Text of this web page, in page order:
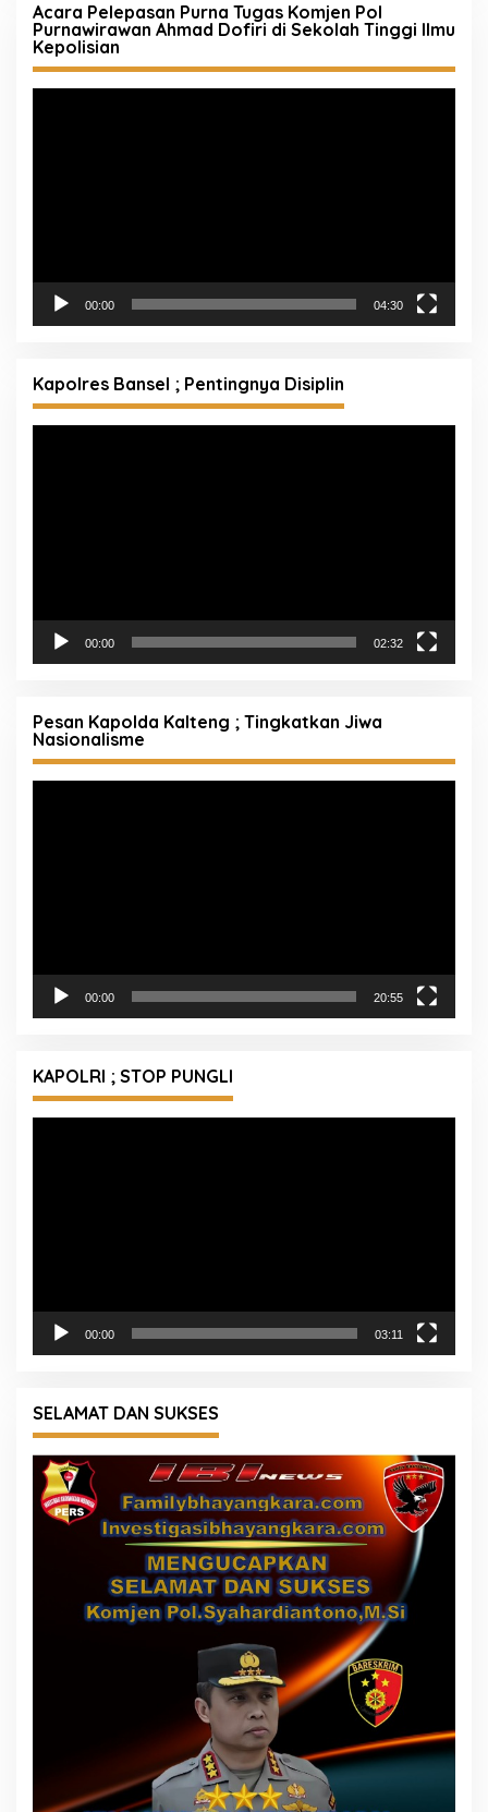
Acara Pelepasan Purna Tugas Komjen Pol
Purnawirawan Ahmad Dofiri di Sekolah Tinggi Ilmu
Kepolisian
00:00 04:30
Kapolres Bansel ; Pentingnya Disiplin
00:00 02:32
Pesan Kapolda Kalteng ; Tingkatkan Jiwa
Nasionalisme
00:00 20:55
KAPOLRI ; STOP PUNGLI
00:00 03:11
SELAMAT DAN SUKSES
KUNJUNGAN REDAKSI